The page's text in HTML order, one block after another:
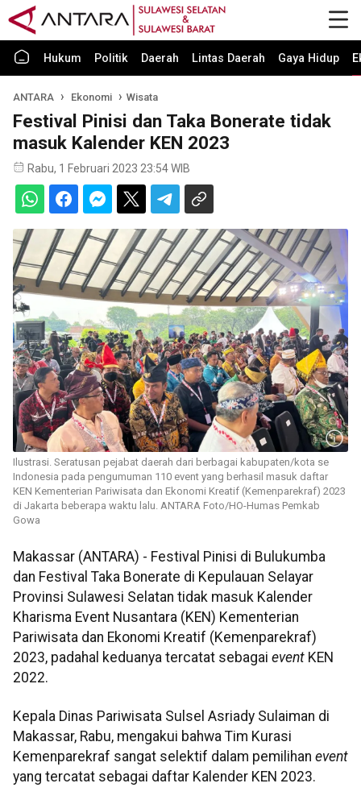
Hukum Politik Daerah Lintas Daerah Gaya Hidup
ANTARA Ekonomi Wisata
Festival Pinisi dan Taka Bonerate tidak
masuk Kalender KEN 2023
Rabu, 1 Februari 2023 23:54 WIB
Ilustrasi. Seratusan pejabat daerah dari berbagai kabupaten/kota se
Indonesia pada pengumuman 110 event yang berhasil masuk daftar
KEN Kementerian Pariwisata dan Ekonomi Kreatif (Kemenparekraf) 2023
di Jakarta beberapa waktu lalu. ANTARA Foto/HO-Humas Pemkab
Gowa
Makassar (ANTARA) - Festival Pinisi di Bulukumba
dan Festival Taka Bonerate di Kepulauan Selayar
Provinsi Sulawesi Selatan tidak masuk Kalender
Kharisma Event Nusantara (KEN) Kementerian
Pariwisata dan Ekonomi Kreatif (Kemenparekraf)
2023, padahal keduanya tercatat sebagai event KEN
2022.
Kepala Dinas Pariwisata Sulsel Asriady Sulaiman di
Makassar, Rabu, mengakui bahwa Tim Kurasi
Kemenparekraf sangat selektif dalam pemilihan event
yang tercatat sebagai daftar Kalender KEN 2023.